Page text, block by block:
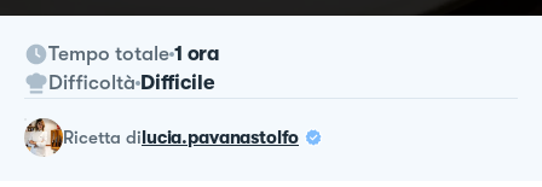
Tempo totale 1 ora
Difficoltà Difficile
ricetta dilucia.pavanastolfo